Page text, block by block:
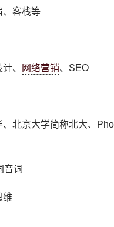
、客栈等
、 网络营销、SEO
北京大学简称北大、
音词
维